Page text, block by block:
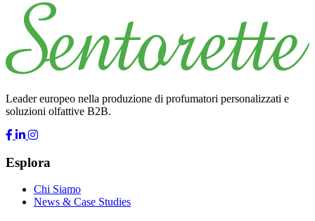
Leader europeo nella produzione di profumatori personalizzati e
soluzioni olfattive B2B.
Esplora
Chi Siamo
News & Case Studies